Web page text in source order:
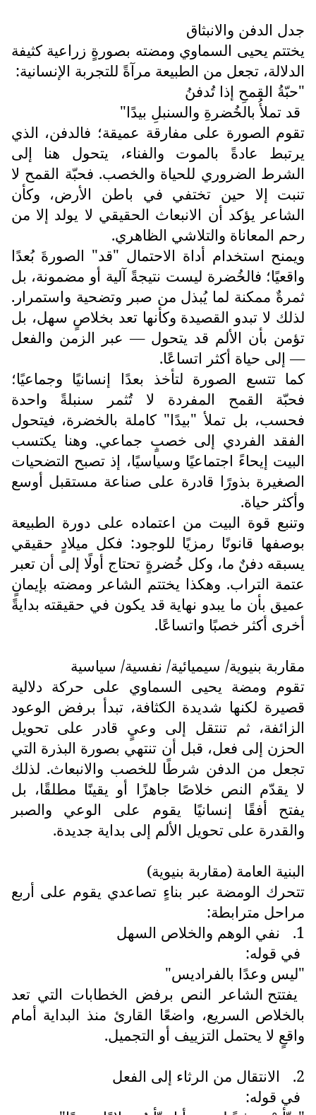
جدل الدفن والانبثاق
يختتم يحيى السماوي ومضته بصورةٍ زراعية كثيفة
الدلالة، تجعل من الطبيعة مرآةً للتجربة الإنسانية:
"حبّةُ القمحِ إذا تُدفنُ
قد تملأُ بالخُضرةِ والسنبلِ بيدًا"
تقوم الصورة على مفارقة عميقة؛ فالدفن، الذي
يرتبط عادةً بالموت والفناء، يتحول هنا إلى
الشرط الضروري للحياة والخصب. فحبّة القمح لا
تنبت إلا حين تختفي في باطن الأرض، وكأن
الشاعر يؤكد أن الانبعاث الحقيقي لا يولد إلا من
رحم المعاناة والتلاشي الظاهري.
ويمنح استخدام أداة الاحتمال "قد" الصورةَ بُعدًا
واقعيًا؛ فالخُضرة ليست نتيجةً آلية أو مضمونة، بل
ثمرةٌ ممكنة لما يُبذل من صبر وتضحية واستمرار.
لذلك لا تبدو القصيدة وكأنها تعد بخلاصٍ سهل، بل
تؤمن بأن الألم قد يتحول — عبر الزمن والفعل
— إلى حياة أكثر اتساعًا.
كما تتسع الصورة لتأخذ بعدًا إنسانيًا وجماعيًا؛
فحبّة القمح المفردة لا تُثمر سنبلةً واحدة
فحسب، بل تملأ "بيدًا" كاملة بالخضرة، فيتحول
الفقد الفردي إلى خصبٍ جماعي. وهنا يكتسب
البيت إيحاءً اجتماعيًا وسياسيًا، إذ تصبح التضحيات
الصغيرة بذورًا قادرة على صناعة مستقبل أوسع
وأكثر حياة.
وتنبع قوة البيت من اعتماده على دورة الطبيعة
بوصفها قانونًا رمزيًا للوجود: فكل ميلادٍ حقيقي
يسبقه دفنٌ ما، وكل خُضرةٍ تحتاج أولًا إلى أن تعبر
عتمة التراب. وهكذا يختتم الشاعر ومضته بإيمانٍ
عميق بأن ما يبدو نهاية قد يكون في حقيقته بدايةً
أخرى أكثر خصبًا واتساعًا.
مقاربة بنيوية/ سيميائية/ نفسية/ سياسية
تقوم ومضة يحيى السماوي على حركة دلالية
قصيرة لكنها شديدة الكثافة، تبدأ برفض الوعود
الزائفة، ثم تنتقل إلى وعيٍ قادر على تحويل
الحزن إلى فعل، قبل أن تنتهي بصورة البذرة التي
تجعل من الدفن شرطًا للخصب والانبعاث. لذلك
لا يقدّم النص خلاصًا جاهزًا أو يقينًا مطلقًا، بل
يفتح أفقًا إنسانيًا يقوم على الوعي والصبر
والقدرة على تحويل الألم إلى بداية جديدة.
البنية العامة (مقاربة بنيوية)
تتحرك الومضة عبر بناءٍ تصاعدي يقوم على أربع
مراحل مترابطة:
1.
نفي الوهم والخلاص السهل
في قوله:
"ليس وعدًا بالفراديس"
يفتتح الشاعر النص برفض الخطابات التي تعد
بالخلاص السريع، واضعًا القارئ منذ البداية أمام
واقعٍ لا يحتمل التزييف أو التجميل.
2.
الانتقال من الرثاء إلى الفعل
في قوله: